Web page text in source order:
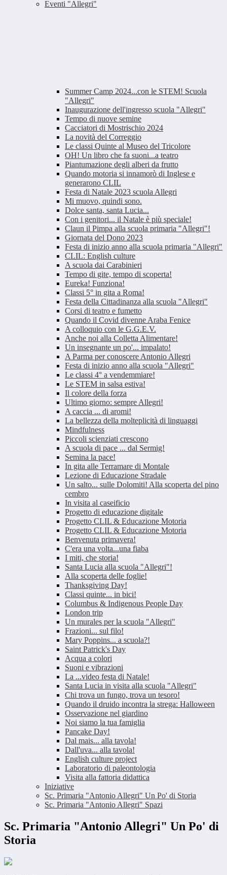
Eventi "Allegri"
Summer Camp 2024...con le STEM! Scuola
"Allegri"
Inaugurazione dell'ingresso scuola "Allegri"
Tempo di nuove semine
Cacciatori di Mostrischio 2024
La novità del Correggio
Le classi Quinte al Museo del Tricolore
OH! Un libro che fa suoni...a teatro
Piantumazione degli alberi da frutto
Quando motoria si innamorò di Inglese e
generarono CLIL
Festa di Natale 2023 scuola Allegri
Mi muovo, quindi sono.
Dolce santa, santa Lucia...
Con i genitori... il Natale è più speciale!
Claun il Pimpa alla scuola primaria "Allegri"!
Giornata del Dono 2023
Festa di inizio anno alla scuola primaria "Allegri"
CLIL: English culture
A scuola dai Carabinieri
Tempo di gite, tempo di scoperta!
Eureka! Funziona!
Classi 5° in gita a Roma!
Festa della Cittadinanza alla scuola "Allegri"
Corsi di teatro e fumetto
Quando il Covid divenne Araba Fenice
A colloquio con le G.G.E.V.
Anche noi alla Colletta Alimentare!
Un insegnante un po'... impalato!
A Parma per conoscere Antonio Allegri
Festa di inizio anno alla scuola "Allegri"
Le classi 4° a vendemmiare!
Le STEM in salsa estiva!
Il colore della forza
Ultimo giorno: sempre Allegri!
A caccia ... di aromi!
La bellezza della molteplicità di linguaggi
Mindfulness
Piccoli scienziati crescono
A scuola di pace ... dal Sermig!
Semina la pace!
In gita alle Terramare di Montale
Lezione di Educazione Stradale
Un salto... sulle Dolomiti! Alla scoperta del pino
cembro
In visita al caseificio
Progetto di educazione digitale
Progetto CLIL & Educazione Motoria
Progetto CLIL & Educazione Motoria
Benvenuta primavera!
C'era una volta...una fiaba
I miti, che storia!
Santa Lucia alla scuola "Allegri"!
Alla scoperta delle foglie!
Thanksgiving Day!
Classi quinte... in bici!
Columbus & Indigenous People Day
London trip
Un murales per la scuola "Allegri"
Frazioni... sul filo!
Mary Poppins... a scuola?!
Saint Patrick's Day
Acqua a colori
Suoni e vibrazioni
La ...video festa di Natale!
Santa Lucia in visita alla scuola "Allegri"
Chi trova un fungo, trova un tesoro!
Quando il druido incontra la strega: Halloween
Osservazione nel giardino
Noi siamo la tua famiglia
Pancake Day!
Dal mais... alla tavola!
Dall'uva... alla tavola!
English culture project
Laboratorio di paleontologia
Visita alla fattoria didattica
Iniziative
Sc. Primaria "Antonio Allegri" Un Po' di Storia
Sc. Primaria "Antonio Allegri" Spazi
Sc. Primaria "Antonio Allegri" Un Po' di
Storia